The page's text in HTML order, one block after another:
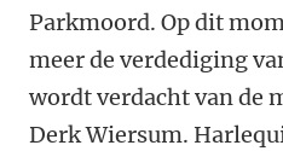
Parkmoord. Op dit
meer de verdediging
wordt verdacht van de
Derk Wiersum.